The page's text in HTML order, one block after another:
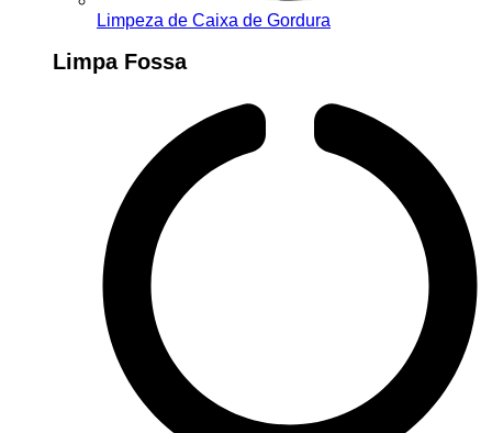
Limpeza de Caixa de Gordura
Limpa Fossa